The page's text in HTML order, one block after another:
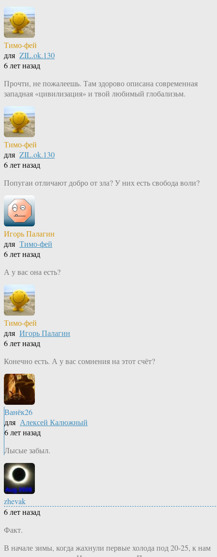
Тимо-фей
для ZIL.ok.130
6 лет назад
Прочти, не пожалеешь. Там здорово описана современная
западная «цивилизация» и твой любимый глобализьм.
Тимо-фей
для ZIL.ok.130
6 лет назад
Попугаи отличают добро от зла? У них есть свобода воли?
Игорь Палагин
для Тимо-фей
6 лет назад
А у вас она есть?
Тимо-фей
для Игорь Палагин
6 лет назад
Конечно есть. А у вас сомнения на этот счёт?
Ванёк26
для Алексей Калюжный
6 лет назад
Лысые забыл.
zhevak
6 лет назад
Факт.
В начале зимы, когда жахнули первые холода под 20-25, к нам